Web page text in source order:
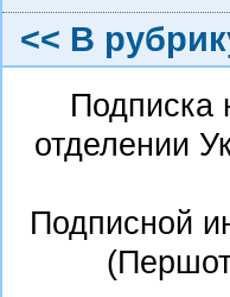
<< В
Подписка
отделении
Подписной